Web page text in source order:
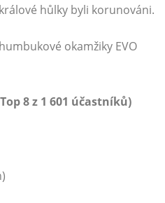
hůlky byli korunováni.
okamžiky EVO
8 z 1 601 účastníků)